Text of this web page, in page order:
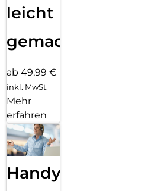
leicht
gemacht!
ab 49,99 €
inkl. MwSt.
Mehr
erfahren
Handy